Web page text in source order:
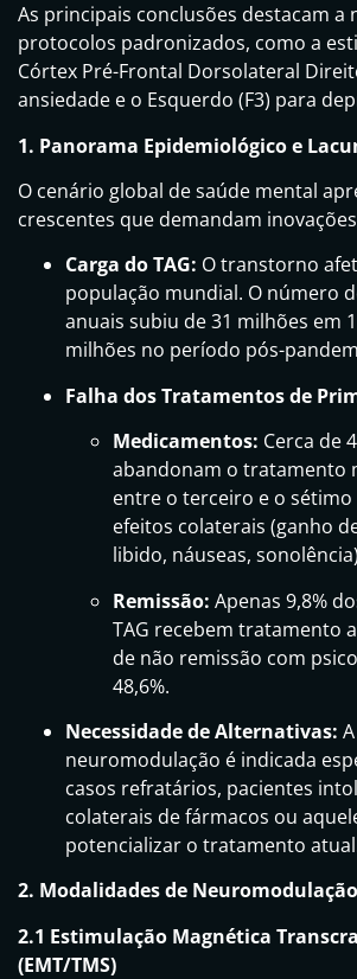
As principais conclusões destacam a
protocolos padronizados, como a
Córtex Pré-Frontal Dorsolateral
ansiedade e o Esquerdo (F3) para
1. Panorama Epidemiológico e
O cenário global de saúde mental
crescentes que demandam
Carga do TAG: O transtorno
população mundial. O número
anuais subiu de 31 milhões em
milhões no período pós-
Falha dos Tratamentos de
Medicamentos: Cerca de
abandonam o tratamento
entre o terceiro e o sétimo
efeitos colaterais (ganho
libido, náuseas,
Remissão: Apenas 9,8%
TAG recebem tratamento
de não remissão com
48,6%.
Necessidade de Alternativas: A
neuromodulação é indicada
casos refratários, pacientes
colaterais de fármacos ou
potencializar o tratamento
2. Modalidades de
2.1 Estimulação Magnética
(EMT/TMS)